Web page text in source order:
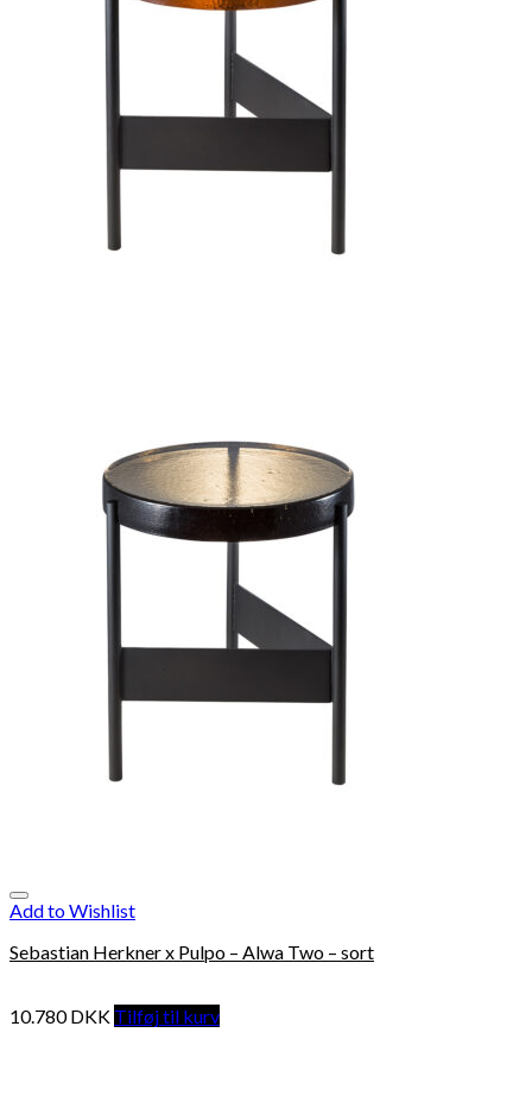
Add to Wishlist
Sebastian Herkner x Pulpo – Alwa Two – sort
10.780DKK Tilføj til kurv